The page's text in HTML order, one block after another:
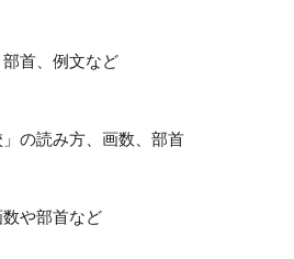
部首、例文など
の読み方、画数、部首
数や部首など